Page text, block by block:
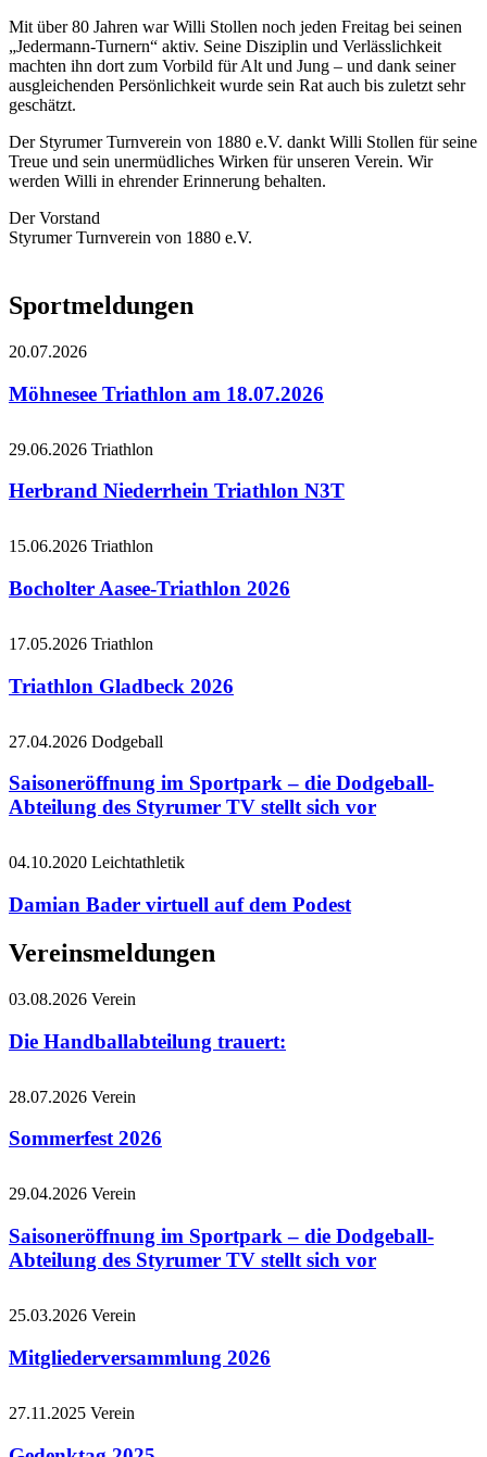
Mit über 80 Jahren war Willi Stollen noch jeden Freitag bei seinen
„Jedermann-Turnern“ aktiv. Seine Disziplin und Verlässlichkeit
machten ihn dort zum Vorbild für Alt und Jung – und dank seiner
ausgleichenden Persönlichkeit wurde sein Rat auch bis zuletzt sehr
geschätzt.
Der Styrumer Turnverein von 1880 e.V. dankt Willi Stollen für seine
Treue und sein unermüdliches Wirken für unseren Verein. Wir
werden Willi in ehrender Erinnerung behalten.
Der Vorstand
Styrumer Turnverein von 1880 e.V.
Sportmeldungen
20.07.2026
Möhnesee Triathlon am 18.07.2026
29.06.2026 Triathlon
Herbrand Niederrhein Triathlon N3T
15.06.2026 Triathlon
Bocholter Aasee-Triathlon 2026
17.05.2026 Triathlon
Triathlon Gladbeck 2026
27.04.2026 Dodgeball
Saisoneröffnung im Sportpark – die Dodgeball-
Abteilung des Styrumer TV stellt sich vor
04.10.2020 Leichtathletik
Damian Bader virtuell auf dem Podest
Vereinsmeldungen
03.08.2026 Verein
Die Handballabteilung trauert:
28.07.2026 Verein
Sommerfest 2026
29.04.2026 Verein
Saisoneröffnung im Sportpark – die Dodgeball-
Abteilung des Styrumer TV stellt sich vor
25.03.2026 Verein
Mitgliederversammlung 2026
27.11.2025 Verein